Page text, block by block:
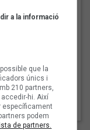
a la informació
que la
únics i
210 partners,
hi. Així
específicament
podem
de partners.